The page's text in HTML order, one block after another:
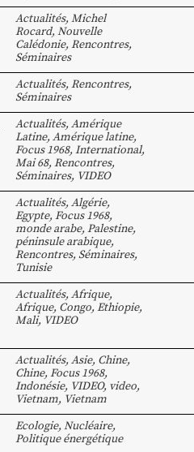
Actualités, Michel
Rocard, Nouvelle
Calédonie, Rencontres,
Séminaires
Actualités, Rencontres,
Séminaires
Actualités, Amérique
Latine, Amérique latine,
Focus 1968, International,
Mai 68, Rencontres,
Séminaires, VIDEO
Actualités, Algérie,
Egypte, Focus 1968,
monde arabe, Palestine,
péninsule arabique,
Rencontres, Séminaires,
Tunisie
Actualités, Afrique,
Afrique, Congo, Ethiopie,
Mali, VIDEO
Actualités, Asie, Chine,
Chine, Focus 1968,
Indonésie, VIDEO, video,
Vietnam, Vietnam
Ecologie, Nucléaire,
Politique énergétique